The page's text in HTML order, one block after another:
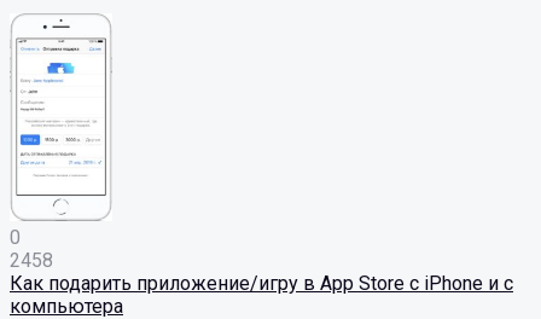
0
2458
Как подарить приложение/игру в App Store с iPhone и с
компьютера